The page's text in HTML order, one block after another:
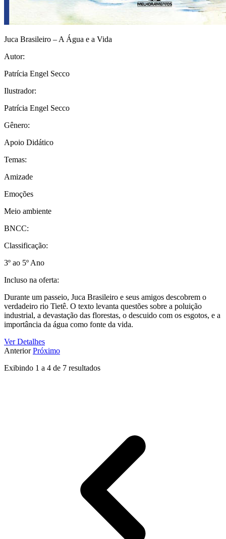
Juca Brasileiro – A Água e a Vida
Autor:
Patrícia Engel Secco
Ilustrador:
Patrícia Engel Secco
Gênero:
Apoio Didático
Temas:
Amizade
Emoções
Meio ambiente
BNCC:
Classificação:
3º ao 5º Ano
Incluso na oferta:
Durante um passeio, Juca Brasileiro e seus amigos descobrem o
verdadeiro rio Tietê. O texto levanta questões sobre a poluição
industrial, a devastação das florestas, o descuido com os esgotos, e a
importância da água como fonte da vida.
Ver Detalhes
AnteriorPróximo
Exibindo 1 a 4 de 7 resultados